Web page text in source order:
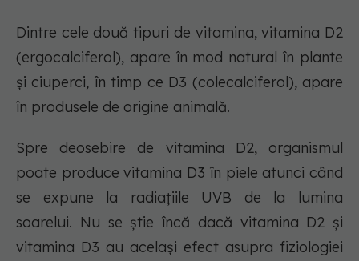
Dintre cele două tipuri de vitamina, vitamina D2
(ergocalciferol), apare în mod natural în plante
și ciuperci, în timp ce D3 (colecalciferol), apare
în produsele de origine animală.
Spre deosebire de vitamina D2, organismul
poate produce vitamina D3 în piele atunci când
se expune la radiațiile UVB de la lumina
soarelui. Nu se știe încă dacă vitamina D2 și
vitamina D3 au același efect asupra fiziologiei